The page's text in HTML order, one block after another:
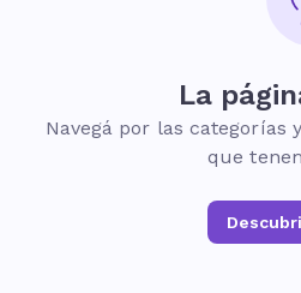
La
Navegá por las categorías
que